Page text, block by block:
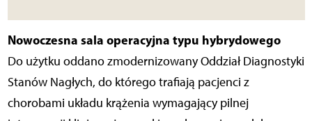
Nowoczesna sala operacyjna typu hybrydowego
Do użytku oddanozmodernizowany Oddział Diagnostyki
Stanów Nagłych, do którego trafiają pacjenci z
chorobami układu krążenia wymagający pilnej